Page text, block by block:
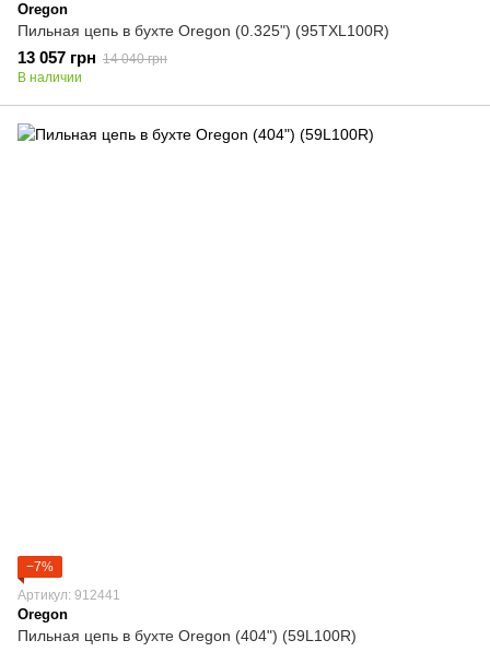
Oregon
Пильная цепь в бухте Oregon (0.325") (95TXL100R)
13 057 грн 14 040 грн
В наличии
−7%
Артикул: 912441
Oregon
Пильная цепь в бухте Oregon (404") (59L100R)